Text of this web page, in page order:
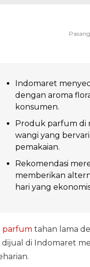
Indomaret
dengan aroma
konsumen.
Produk parfum di
wangi yang
pemakaian.
Rekomendasi
memberikan
hari yang
parfum tahan lama
di Indomaret